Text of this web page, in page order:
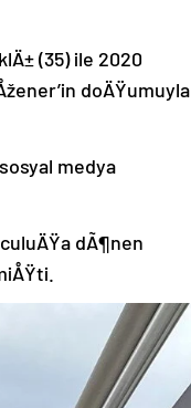
(35) ile 2020
doÄŸumuyla
medya
dÃ¶nen